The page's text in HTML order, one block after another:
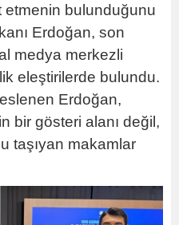
etmenin bulunduğunu
Erdoğan, son
medya merkezli
eleştirilerde bulundu.
Erdoğan,
bir gösteri alanı değil,
taşıyan makamlar